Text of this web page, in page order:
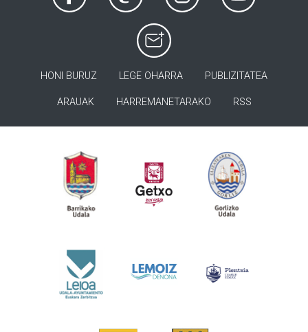
HONI BURUZ LEGE OHARRA PUBLIZITATEA
ARAUAK HARREMANETARAKO RSS